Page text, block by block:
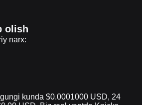
olish
narx:
kunda $0.0001000 USD, 24